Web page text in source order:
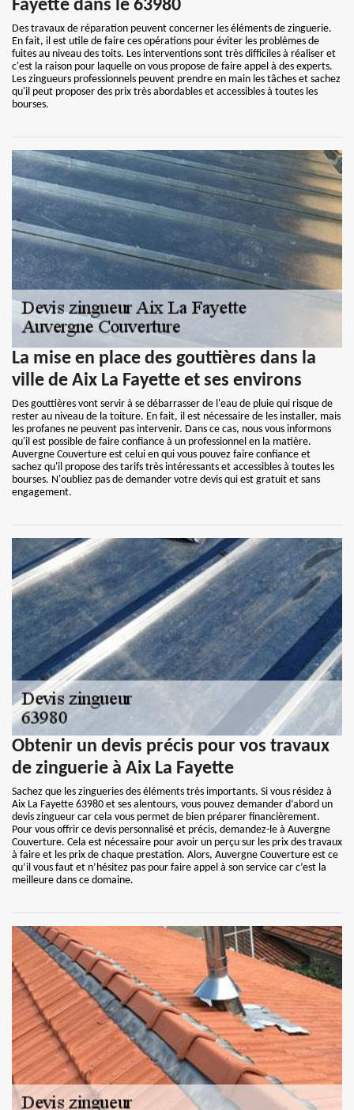
Fayette dans le 63980
Des travaux de réparation peuvent concerner les éléments de zinguerie.
En fait, il est utile de faire ces opérations pour éviter les problèmes de
fuites au niveau des toits. Les interventions sont très difficiles à réaliser et
c'est la raison pour laquelle on vous propose de faire appel à des experts.
Les zingueurs professionnels peuvent prendre en main les tâches et sachez
qu'il peut proposer des prix très abordables et accessibles à toutes les
bourses.
La mise en place des gouttières dans la
ville de Aix La Fayette et ses environs
Des gouttières vont servir à se débarrasser de l'eau de pluie qui risque de
rester au niveau de la toiture. En fait, il est nécessaire de les installer, mais
les profanes ne peuvent pas intervenir. Dans ce cas, nous vous informons
qu'il est possible de faire confiance à un professionnel en la matière.
Auvergne Couverture est celui en qui vous pouvez faire confiance et
sachez qu'il propose des tarifs très intéressants et accessibles à toutes les
bourses. N'oubliez pas de demander votre devis qui est gratuit et sans
engagement.
Obtenir un devis précis pour vos travaux
de zinguerie à Aix La Fayette
Sachez que les zingueries des éléments très importants. Si vous résidez à
Aix La Fayette 63980 et ses alentours, vous pouvez demander d’abord un
devis zingueur car cela vous permet de bien préparer financièrement.
Pour vous offrir ce devis personnalisé et précis, demandez-le à Auvergne
Couverture. Cela est nécessaire pour avoir un perçu sur les prix des travaux
à faire et les prix de chaque prestation. Alors, Auvergne Couverture est ce
qu’il vous faut et n’hésitez pas pour faire appel à son service car c’est la
meilleure dans ce domaine.